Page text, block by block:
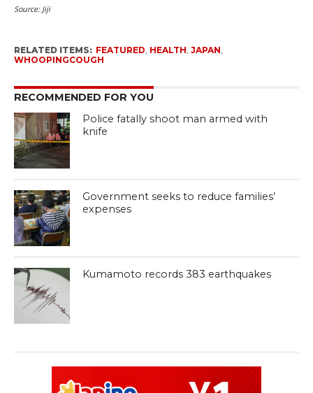
Source: Jiji
RELATED ITEMS: FEATURED HEALTH JAPAN
WHOOPINGCOUGH
RECOMMENDED FOR YOU
Police fatally shoot man armed with
knife
Government seeks to reduce families’
expenses
Kumamoto records 383 earthquakes